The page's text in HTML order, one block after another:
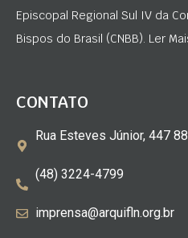
Episcopal Regional Sul IV da
Bispos do Brasil (CNBB). Ler
CONTATO
Rua Esteves Júnior, 447
(48) 3224-4799
imprensa@arquifln.org.br